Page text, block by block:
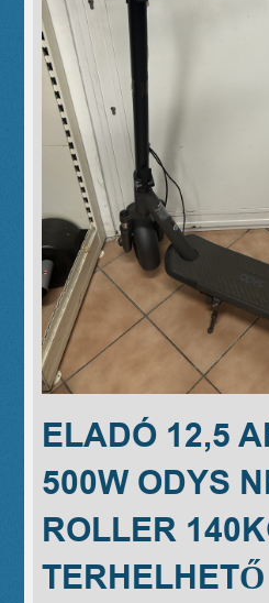
ELADÓ 12,5
500W ODYS
ROLLER
TERHELHETŐ